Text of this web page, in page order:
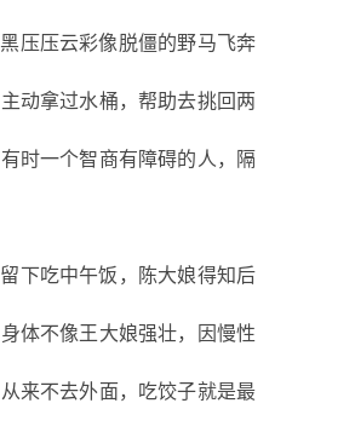
压压云彩像脱僵的野马飞奔
动拿过水桶，帮助去挑回两
时一个智商有障碍的人，隔
下吃中午饭，陈大娘得知后
体不像王大娘强壮，因慢性
来不去外面，吃饺子就是最